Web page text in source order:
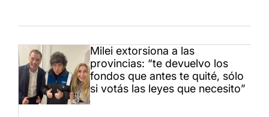
Milei extorsiona a las
provincias: “te devuelvo los
fondos que antes te quité, sólo
si votás las leyes que necesito”